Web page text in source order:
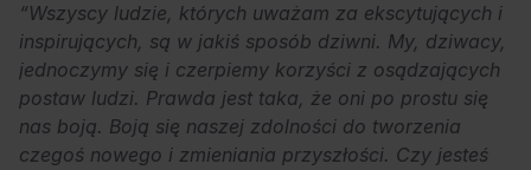
“Wszyscy ludzie, których uważam za ekscytujących i
inspirujących, są w jakiś sposób dziwni. My, dziwacy,
jednoczymy się i czerpiemy korzyści z osądzających
postaw ludzi. Prawda jest taka, że oni po prostu się
nas boją. Boją się naszej zdolności do tworzenia
czegoś nowego i zmieniania przyszłości. Czy jesteś